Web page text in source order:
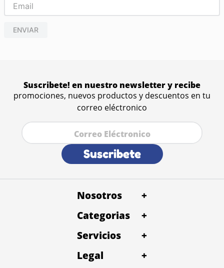
ENVIAR
Suscribete! en nuestro newsletter y recibe
promociones, nuevos productos y descuentos en tu
correo eléctronico
Suscribete
Nosotros
+
Categorias
+
Servicios
+
Legal
+